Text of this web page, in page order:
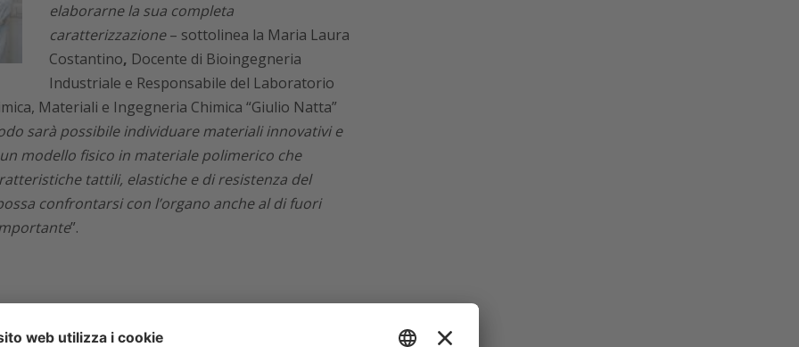
elaborarne la sua completa
caratterizzazione– sottolinea la Maria Laura
Costantino, Docente di Bioingegneria
Industriale e Responsabile del Laboratorio
Materiali e Ingegneria Chimica “Giulio Natta”
sarà possibile individuare materiali innovativi e
modello fisico in materiale polimerico che
tattili, elastiche e di resistenza del
confrontarsi con l’organo anche al di fuori
”.